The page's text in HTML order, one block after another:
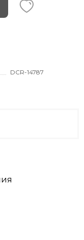
DCR-14787